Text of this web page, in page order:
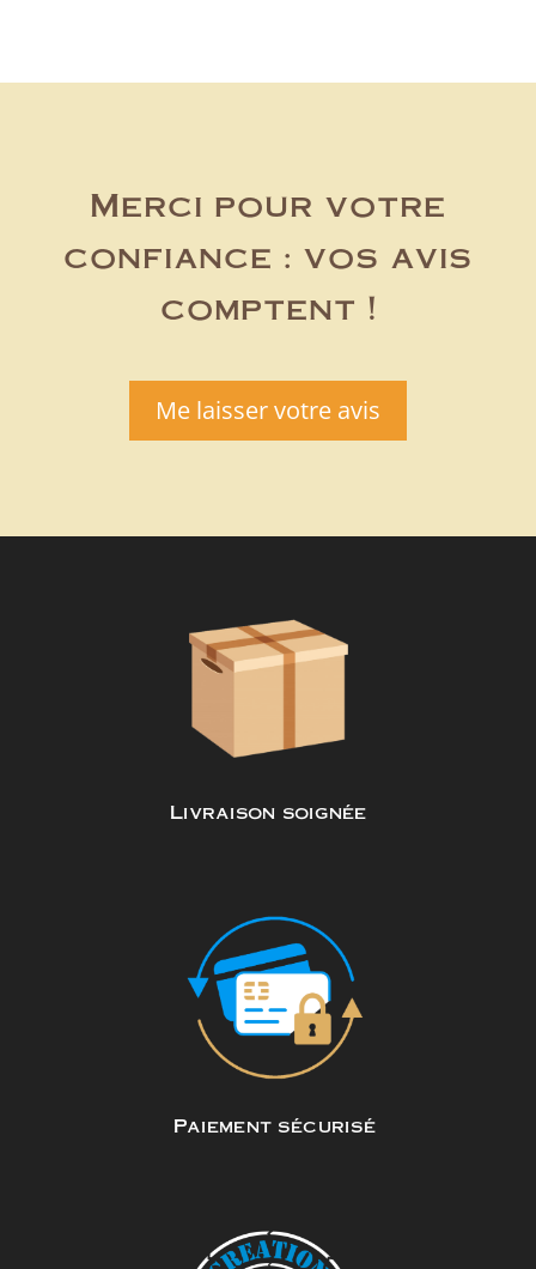
Merci pour votre
confiance : vos avis
comptent !
Me laisser votre avis
Livraison soignée
Paiement sécurisé